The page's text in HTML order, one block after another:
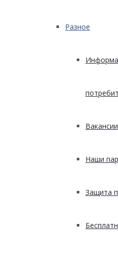
Разное
Вакансии
Наши
Защита